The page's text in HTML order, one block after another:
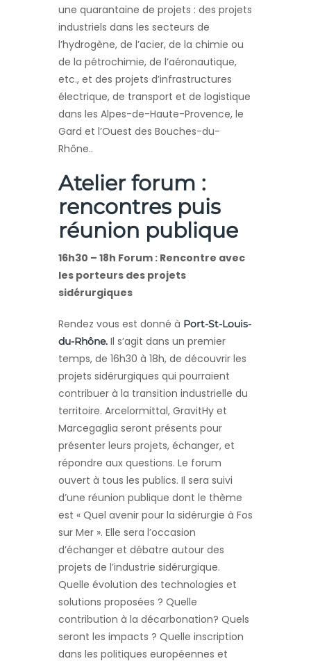
une quarantaine de projets : des projets
industriels dans les secteurs de
l’hydrogène, de l’acier, de la chimie ou
de la pétrochimie, de l’aéronautique,
etc., et des projets d’infrastructures
électrique, de transport et de logistique
dans les Alpes-de-Haute-Provence, le
Gard et l’Ouest des Bouches-du-
Rhône..
Atelier forum :
rencontres puis
réunion publique
16h30 – 18h Forum : Rencontre avec
les porteurs des projets
sidérurgiques
Rendez vous est donné à Port-St-Louis-
du-Rhône. Il s’agit dans un premier
temps, de 16h30 à 18h, de découvrir les
projets sidérurgiques qui pourraient
contribuer à la transition industrielle du
territoire. Arcelormittal, GravitHy et
Marcegaglia seront présents pour
présenter leurs projets, échanger, et
répondre aux questions. Le forum
ouvert à tous les publics. Il sera suivi
d’une réunion publique dont le thème
est « Quel avenir pour la sidérurgie à Fos
sur Mer ». Elle sera l’occasion
d’échanger et débatre autour des
projets de l’industrie sidérurgique.
Quelle évolution des technologies et
solutions proposées ? Quelle
contribution à la décarbonation? Quels
seront les impacts ? Quelle inscription
dans les politiques européennes et